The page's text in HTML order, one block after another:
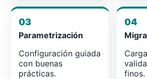
03
Parametrización
Configuración guiada
con buenas
prácticas.
04
finos.